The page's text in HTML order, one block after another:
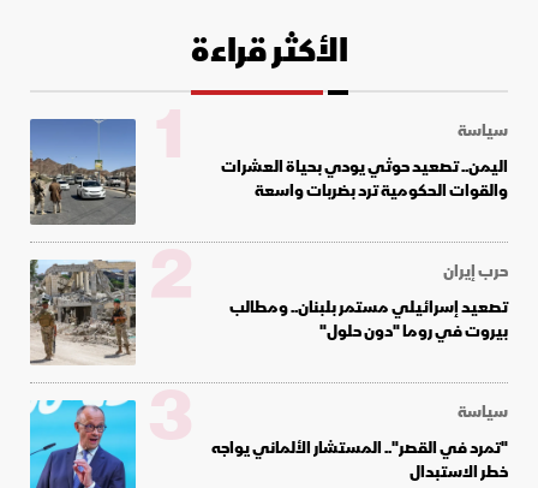
الأكثر قراءة
سياسة
اليمن.. تصعيد حوثي يودي بحياة العشرات
والقوات الحكومية ترد بضربات واسعة
1
حرب إيران
تصعيد إسرائيلي مستمر بلبنان.. ومطالب
بيروت في روما "دون حلول"
2
سياسة
"تمرد في القصر".. المستشار الألماني يواجه
خطر الاستبدال
3